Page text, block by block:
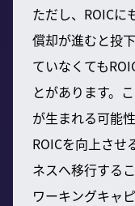
ただし、ROICに
償却が進むと投
ていなくても
とがあります。
が生まれる可能
ROICを向上させ
ネスへ移行する
ワーキングキャ